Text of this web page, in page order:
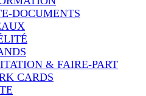
DOCUMENTS
& FAIRE-PART
CARDS